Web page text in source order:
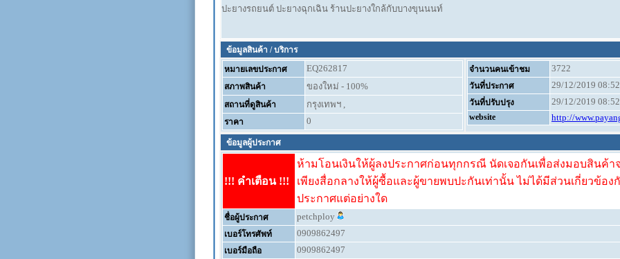
ปะยางรถยนต์ ปะยางฉุกเฉิน ร้านปะยางใกล้กับบางขุนนนท์
ข้อมูลสินค้า / บริการ
หมายเลขประกาศ
EQ262817
สภาพสินค้า ของใหม่ - 100%
สถานที่ดูสินค้า กรุงเทพฯ ,
ราคา 0
จำนวนคนเข้าชม 3722
วันที่ประกาศ 29/12/2019 08:52
วันที่ปรับปรุง 29/12/2019 08:52
website http://
ข้อมูลผู้ประกาศ
!!! คำเตือน !!!
ห้ามโอนเงินให้ผู้ลงประกาศก่อนทุกกรณี นัดเจอกันเพื่อส่งมอบสินค้า
เพียงสื่อกลางให้ผู้ซื้อและผู้ขายพบปะกันเท่านั้น ไม่ได้มีส่วนเกี่ยวข้อง
ประกาศแต่อย่างใด
ชื่อผู้ประกาศ petchploy
เบอร์โทรศัพท์ 0909862497
เบอร์มือถือ 0909862497